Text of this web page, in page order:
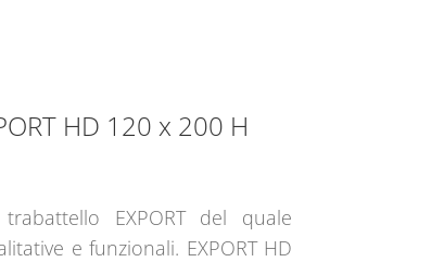
HD 120 x 200 H
EXPORT del quale
e funzionali. EXPORT HD